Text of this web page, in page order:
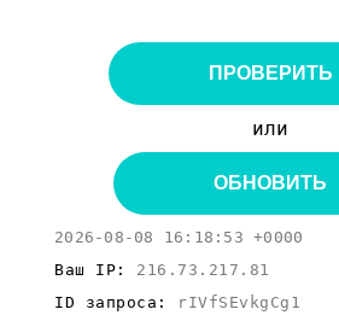
ПРОВЕРИТЬ
или
ОБНОВИТЬ
2026-08-08 16:18:53 +0000
Ваш IP: 216.73.217.81
ID запроса:
rIVfSEvkgCg1